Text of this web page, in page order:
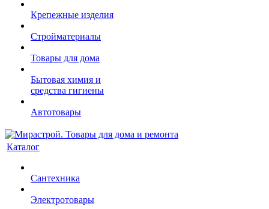
Крепежные изделия
Стройматериалы
Товары для дома
Бытовая химия и
средства гигиены
Автотовары
Каталог
Сантехника
Электротовары